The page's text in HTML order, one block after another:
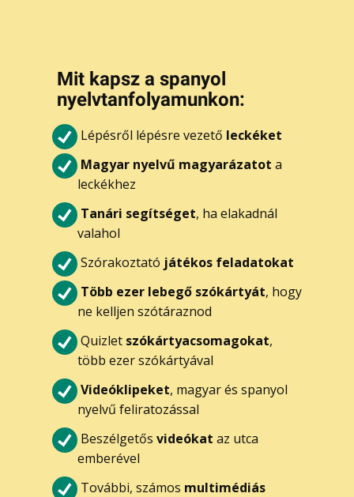
Mi​t kapsz a spanyol
nyelvtanfolyamunkon:
Lépésről lépésre vezető leckéket
Magyar nyelvű magyarázatot a
leckékhez
Tanári segítséget, ha elakadnál
valahol
Szórakoztató játékos feladatokat
Több ezer lebegő szókártyát, hogy
ne kelljen szótáraznod
Quizlet szókártyacsomagokat,
több ezer szókártyával
Videóklipeket, magyar és spanyol
nyelvű feliratozással
Beszélgetős videókat az utca
emberével
További, számos multimédiás